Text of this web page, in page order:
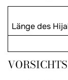
Länge des